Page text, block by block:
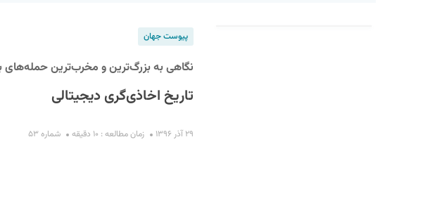
پیوست جهان
نگاهی به بزرگ‌ترین و مخرب‌ترین حمله‌های
تاریخ اخاذی‌گری دیجیتالی
۲۹ آذر ۱۳۹۶ زمان مطالعه : ۱۰ دقیقه شماره ۵۳